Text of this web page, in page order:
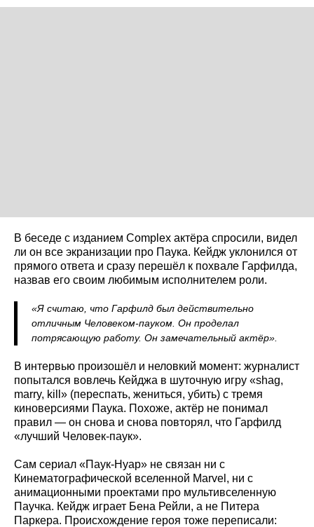
В беседе с изданием Complex актёра спросили, видел
ли он все экранизации про Паука. Кейдж уклонился от
прямого ответа и сразу перешёл к похвале Гарфилда,
назвав его своим любимым исполнителем роли.
«Я считаю, что Гарфилд был действительно
отличным Человеком-пауком. Он проделал
потрясающую работу. Он замечательный актёр».
В интервью произошёл и неловкий момент: журналист
попытался вовлечь Кейджа в шуточную игру «shag,
marry, kill» (переспать, жениться, убить) с тремя
киноверсиями Паука. Похоже, актёр не понимал
правил — он снова и снова повторял, что Гарфилд
«лучший Человек-паук».
Сам сериал «Паук-Нуар» не связан ни с
Кинематографической вселенной Marvel, ни с
анимационными проектами про мультивселенную
Паучка. Кейдж играет Бена Рейли, а не Питера
Паркера. Происхождение героя тоже переписали: